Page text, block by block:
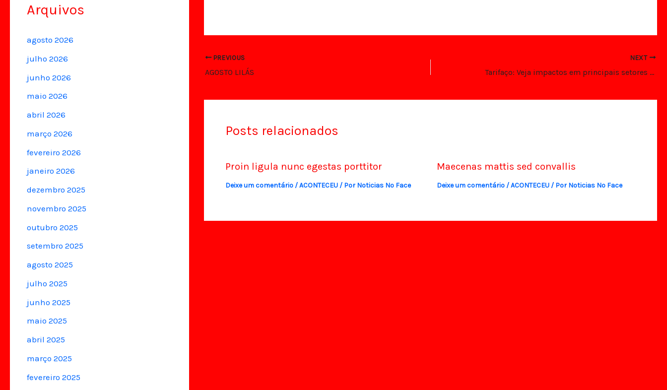
Arquivos
agosto 2026
julho 2026
junho 2026
maio 2026
abril 2026
março 2026
fevereiro 2026
janeiro 2026
dezembro 2025
novembro 2025
outubro 2025
setembro 2025
agosto 2025
julho 2025
junho 2025
maio 2025
abril 2025
março 2025
fevereiro 2025
PREVIOUS
AGOSTO LILÁS
NEXT
Tarifaço: Veja impactos em principais setores brasileiros atingidos
Posts relacionados
Proin ligula nunc egestas porttitor
Deixe um comentário /ACONTECEU/ Por Noticias No Face
Maecenas mattis sed convallis
Deixe um comentário /ACONTECEU / Por Noticias No Face